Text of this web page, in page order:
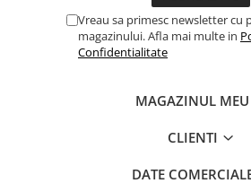
Vreau sa primesc newsletter cu
magazinului. Afla mai multe in
Confidentialitate
MAGAZINUL MEU
CLIENTI
DATE